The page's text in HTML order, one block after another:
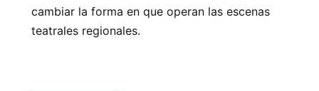
cambiar la forma en que operan las escenas
teatrales regionales.